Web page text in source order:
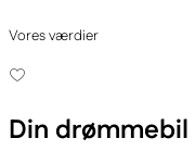
Vores værdier
Din drømmebil